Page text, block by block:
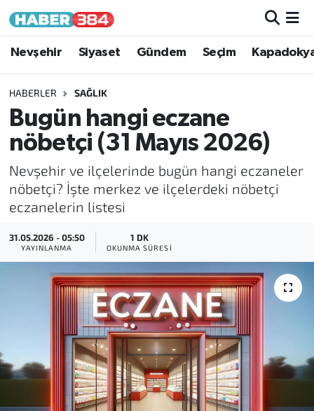
Nevşehir Siyaset Gündem Seçim
HABERLER SAĞLIK
Bugün hangi eczane
nöbetçi (31 Mayıs 2026)
Nevşehir ve ilçelerinde bugün hangi eczaneler
nöbetçi? İşte merkez ve ilçelerdeki nöbetçi
eczanelerin listesi
31.05.2026 - 05:50
YAYINLANMA
1 DK
OKUNMA SÜRESI
Nöbetçi Eczaneler
Hava Durumu
Trafik Durumu
Tüm Manşetler
Son Dakika Haberleri